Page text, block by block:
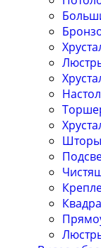
Шторы